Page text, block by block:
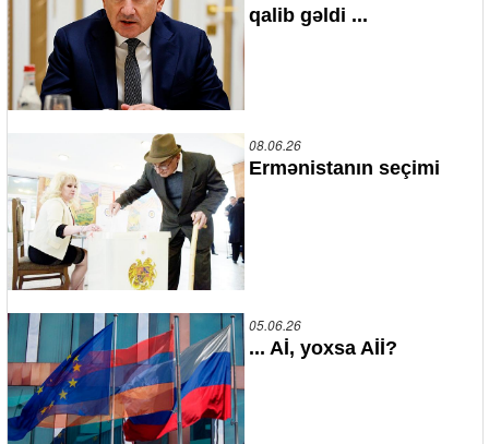
qalib gəldi ...
08.06.26
Ermənistanın seçimi
05.06.26
... Aİ, yoxsa Aİİ?